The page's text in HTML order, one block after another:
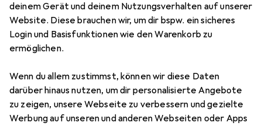
deinem Gerät und deinem Nutzungsverhalten auf unserer
Website. Diese brauchen wir, um dir bspw. ein sicheres
Login und Basisfunktionen wie den Warenkorb zu
ermöglichen.
Wenn du allem zustimmst, können wir diese Daten
darüber hinaus nutzen, um dir personalisierte Angebote
zu zeigen, unsere Webseite zu verbessern und gezielte
Werbung auf unseren und anderen Webseiten oder Apps
EntdeckenForum
Diskussionen in Gesundheitsmessgeräte
Diskussion starten